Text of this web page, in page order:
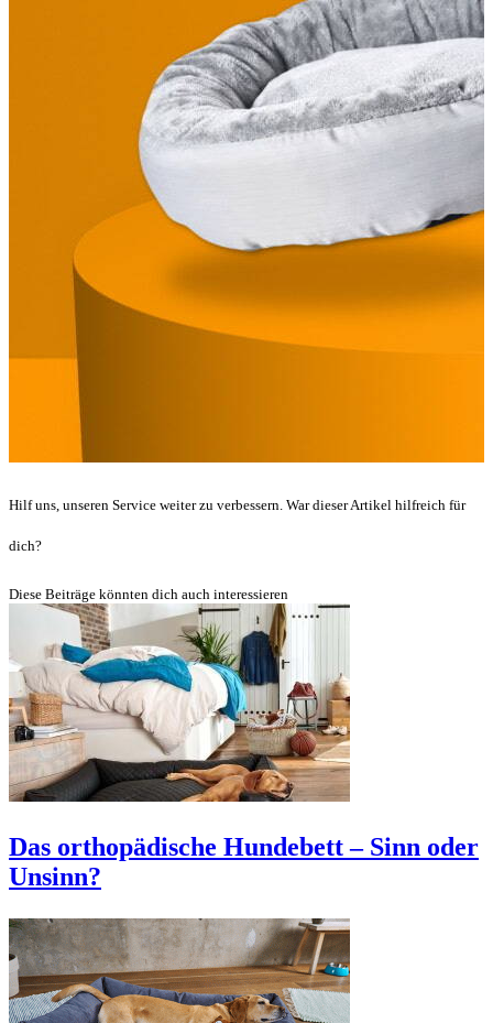
Hilf uns, unseren Service weiter zu verbessern. War dieser Artikel hilfreich für
dich?
Diese Beiträge könnten dich auch interessieren
Das orthopädische Hundebett – Sinn oder
Unsinn?